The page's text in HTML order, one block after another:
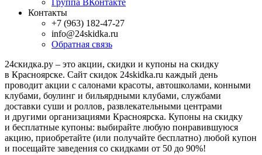
Контакты
+7 (963) 182-47-27
info@24skidka.ru
Обратная связь
24скидка.ру – это акции, скидки и купоны на скидку
в Красноярске. Сайт скидок 24skidka.ru каждый день
проводит акции с салонами красоты, автошколами, конными
клубами, боулинг и бильярдными клубами, службами
доставки суши и роллов, развлекательными центрами
и другими организациями Красноярска. Купоны на скидку
и бесплатные купоны: выбирайте любую понравившуюся
акцию, приобретайте (или получайте бесплатно) любой купон
и посещайте заведения со скидками от 50 до 90%!